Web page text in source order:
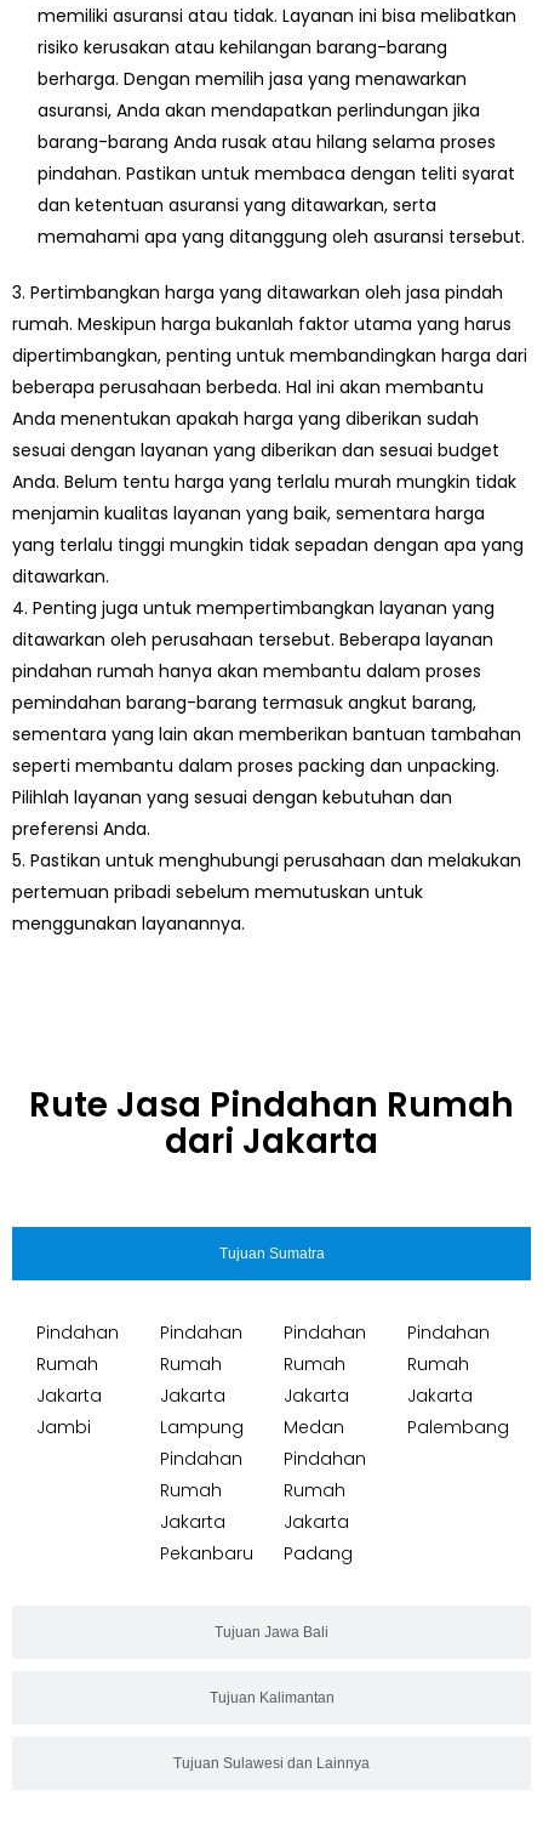
memiliki asuransi atau tidak. Layanan ini bisa melibatkan
risiko kerusakan atau kehilangan barang-barang
berharga. Dengan memilih jasa yang menawarkan
asuransi, Anda akan mendapatkan perlindungan jika
barang-barang Anda rusak atau hilang selama proses
pindahan. Pastikan untuk membaca dengan teliti syarat
dan ketentuan asuransi yang ditawarkan, serta
memahami apa yang ditanggung oleh asuransi tersebut.
3. Pertimbangkan harga yang ditawarkan oleh jasa pindah
rumah. Meskipun harga bukanlah faktor utama yang harus
dipertimbangkan, penting untuk membandingkan harga dari
beberapa perusahaan berbeda. Hal ini akan membantu
Anda menentukan apakah harga yang diberikan sudah
sesuai dengan layanan yang diberikan dan sesuai budget
Anda. Belum tentu harga yang terlalu murah mungkin tidak
menjamin kualitas layanan yang baik, sementara harga
yang terlalu tinggi mungkin tidak sepadan dengan apa yang
ditawarkan.
4. Penting juga untuk mempertimbangkan layanan yang
ditawarkan oleh perusahaan tersebut. Beberapa layanan
pindahan rumah hanya akan membantu dalam proses
pemindahan barang-barang termasuk angkut barang,
sementara yang lain akan memberikan bantuan tambahan
seperti membantu dalam proses packing dan unpacking.
Pilihlah layanan yang sesuai dengan kebutuhan dan
preferensi Anda.
5. Pastikan untuk menghubungi perusahaan dan melakukan
pertemuan pribadi sebelum memutuskan untuk
menggunakan layanannya.
Rute Jasa Pindahan Rumah
dari Jakarta
Tujuan Sumatra
Tujuan Jawa Bali
Tujuan Kalimantan
Tujuan Sulawesi dan Lainnya
Pindahan
Rumah
Jakarta
Jambi
Pindahan
Rumah
Jakarta
Lampung
Pindahan
Rumah
Jakarta
Pekanbaru
Pindahan
Rumah
Jakarta
Medan
Pindahan
Rumah
Jakarta
Padang
Pindahan
Rumah
Jakarta
Palembang